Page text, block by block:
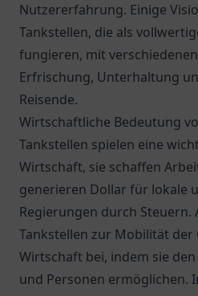
Nutzererfahrung. Einige
Tankstellen, die als
fungieren, mit
Erfrischung, Unterhaltung
Reisende.
Wirtschaftliche Bedeutung
Tankstellen spielen eine
Wirtschaft, sie schaffen
generieren Dollar für lokale
Regierungen durch Steuern.
Tankstellen zur Mobilität der
Wirtschaft bei, indem sie
und Personen ermöglichen.